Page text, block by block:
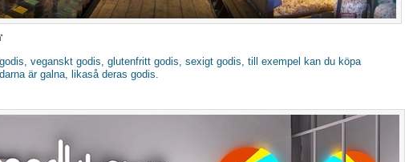
veganskt godis, glutenfritt godis, sexigt godis, till exempel kan du köpa
är galna, likaså deras godis.